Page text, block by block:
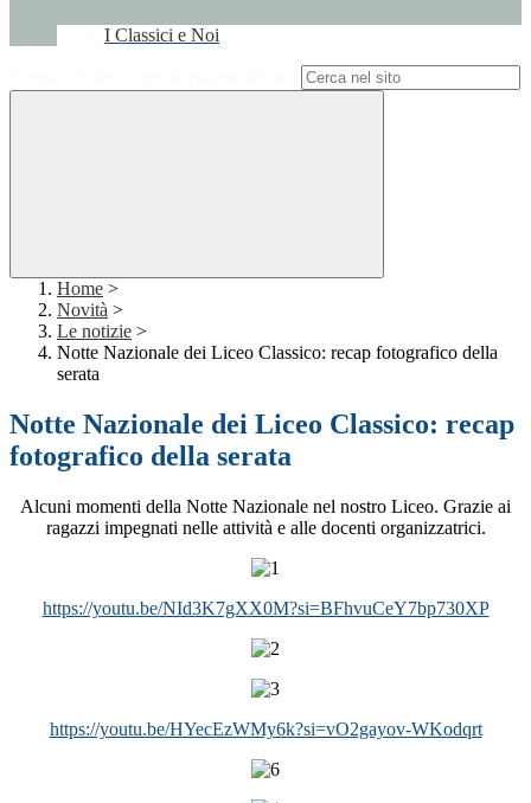
I Classici e Noi
Home >
Novità >
Le notizie >
Notte Nazionale dei Liceo Classico: recap fotografico della
serata
Notte Nazionale dei Liceo Classico: recap
fotografico della serata
Alcuni momenti della Notte Nazionale nel nostro Liceo. Grazie ai
ragazzi impegnati nelle attività e alle docenti organizzatrici.
https://youtu.be/NId3K7gXX0M?si=BFhvuCeY7bp730XP
https://youtu.be/HYecEzWMy6k?si=vO2gayov-WKodqrt